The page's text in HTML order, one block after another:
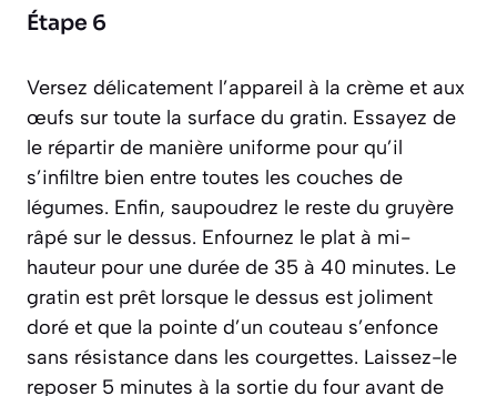
Étape 6
Versez délicatement l’appareil à la crème et aux
œufs sur toute la surface du gratin. Essayez de
le répartir de manière uniforme pour qu’il
s’infiltre bien entre toutes les couches de
légumes. Enfin, saupoudrez le reste du gruyère
râpé sur le dessus. Enfournez le plat à mi-
hauteur pour une durée de 35 à 40 minutes. Le
gratin est prêt lorsque le dessus est joliment
doré et que la pointe d’un couteau s’enfonce
sans résistance dans les courgettes. Laissez-le
reposer 5 minutes à la sortie du four avant de